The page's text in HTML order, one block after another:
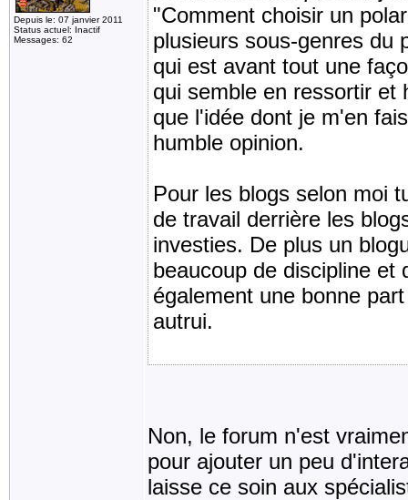
Depuis le: 07 janvier 2011
Status actuel: Inactif
Messages: 62
"Comment choisir un
plusieurs sous-genres du
qui est avant tout une
qui semble en ressortir et
que l'idée dont je m'en
humble opinion.
Pour les blogs selon moi
de travail derrière les
investies. De plus un
beaucoup de discipline et
également une bonne
autrui.
Non, le forum n'est
pour ajouter un peu
laisse ce soin aux